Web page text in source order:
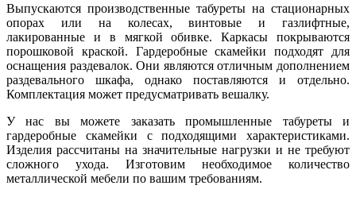
Выпускаются производственные табуреты на стационарных
опорах или на колесах, винтовые и газлифтные,
лакированные и в мягкой обивке. Каркасы покрываются
порошковой краской. Гардеробные скамейки подходят для
оснащения раздевалок. Они являются отличным дополнением
раздевального шкафа, однако поставляются и отдельно.
Комплектация может предусматривать вешалку.
У нас вы можете заказать промышленные табуреты и
гардеробные скамейки с подходящими характеристиками.
Изделия рассчитаны на значительные нагрузки и не требуют
сложного ухода. Изготовим необходимое количество
металлической мебели по вашим требованиям.